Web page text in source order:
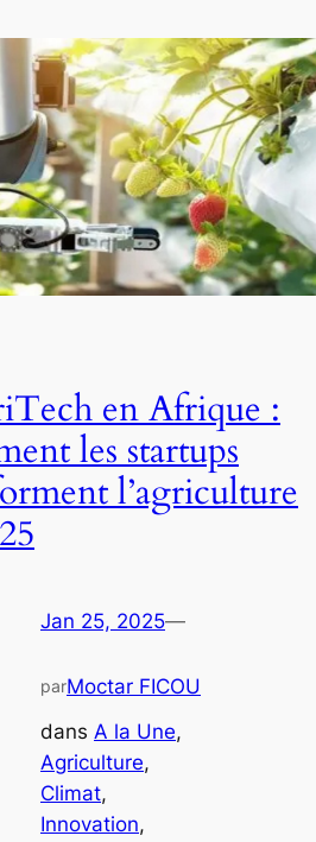
en Afrique :
les startups
l’agriculture
Jan 25, 2025—
parMoctar FICOU
dans A la Une
Agriculture
Climat
Innovation